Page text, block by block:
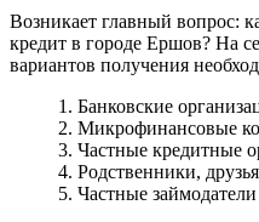
Возникает главный вопрос:
кредит в городе Ершов? На
вариантов получения
1. Банковские
2. Микрофинансовые
3. Частные кредитные
4. Родственники,
5. Частные займодатели